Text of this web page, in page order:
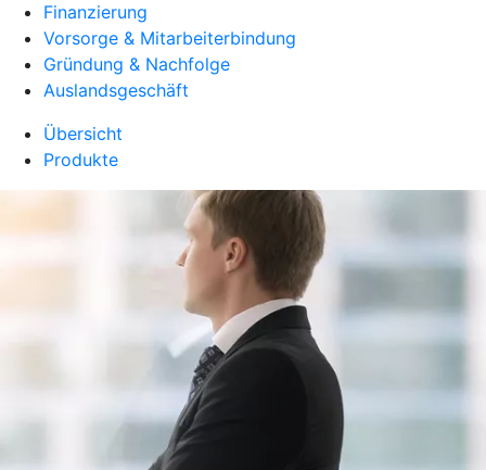
Finanzierung
Vorsorge & Mitarbeiterbindung
Gründung & Nachfolge
Auslandsgeschäft
Übersicht
Produkte